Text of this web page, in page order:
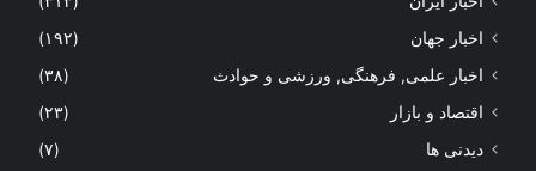
اخبار جهان
(۱۹۲)
اخبار علمی, فرهنگی, ورزشی و حوادث
(۳۸)
اقتصاد و بازار
(۲۳)
دیدنی ها
(۷)